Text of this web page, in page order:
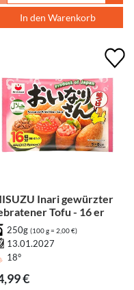
In den Warenkorb
Inari gewürzter
Tofu - 16 er
250g (100 g = 2,00 €)
13.01.2027
18°
€